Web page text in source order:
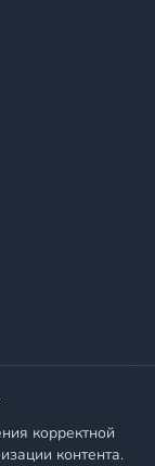
поставки
и
корректной
контента.